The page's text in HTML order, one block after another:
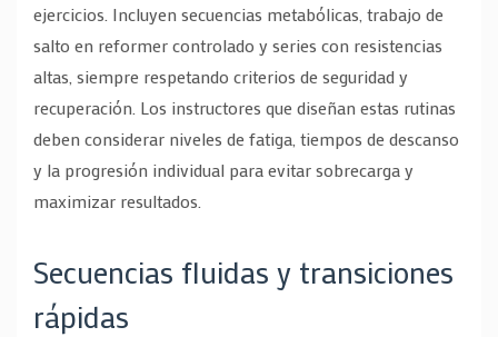
ejercicios. Incluyen secuencias metabólicas, trabajo de
salto en reformer controlado y series con resistencias
altas, siempre respetando criterios de seguridad y
recuperación. Los instructores que diseñan estas rutinas
deben considerar niveles de fatiga, tiempos de descanso
y la progresión individual para evitar sobrecarga y
maximizar resultados.
Secuencias fluidas y transiciones
rápidas